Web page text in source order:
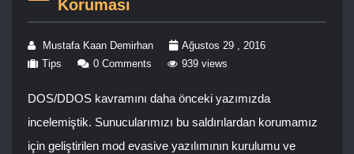
Koruması
Mustafa Kaan Demirhan
Ağustos 29 , 2016
Tips
0 Comments 939 views
DOS/DDOS kavramını daha önceki yazımızda
incelemiştik. Sunucularımızı bu saldırılardan korumamız
için geliştirilen mod evasive yazılımının kurulumu ve